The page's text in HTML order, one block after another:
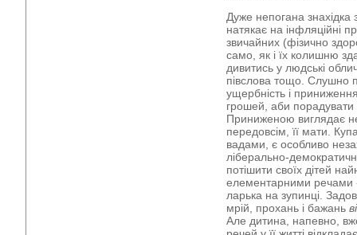
Дуже непогана
натякає на інфляційні
звичайних (фізично
само, як і їх колишню
дивитись у людські
півслова тощо. Слушно
ущербність і
грошей, аби
Приниженою виглядає
передовсім, її мати.
вадами, є особливо
ліберально-
потішити своїх дітей
елементарними речами
ларька на зупинці.
мрій, прохань і бажань
Але дитина, напевно,